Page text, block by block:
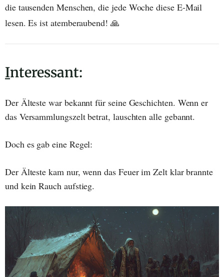
die tausenden Menschen, die jede Woche diese E-Mail
lesen. Es ist atemberaubend! 🙏
Interessant:
Der Älteste war bekannt für seine Geschichten. Wenn er
das Versammlungszelt betrat, lauschten alle gebannt.
Doch es gab eine Regel:
Der Älteste kam nur, wenn das Feuer im Zelt klar brannte
und kein Rauch aufstieg.